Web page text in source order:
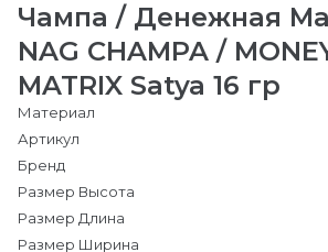
Чампа / Денежная
NAG CHAMPA /
MATRIX Satya 16 гр
Материал
Артикул
Бренд
Размер Высота
Размер Длина
Размер Ширина